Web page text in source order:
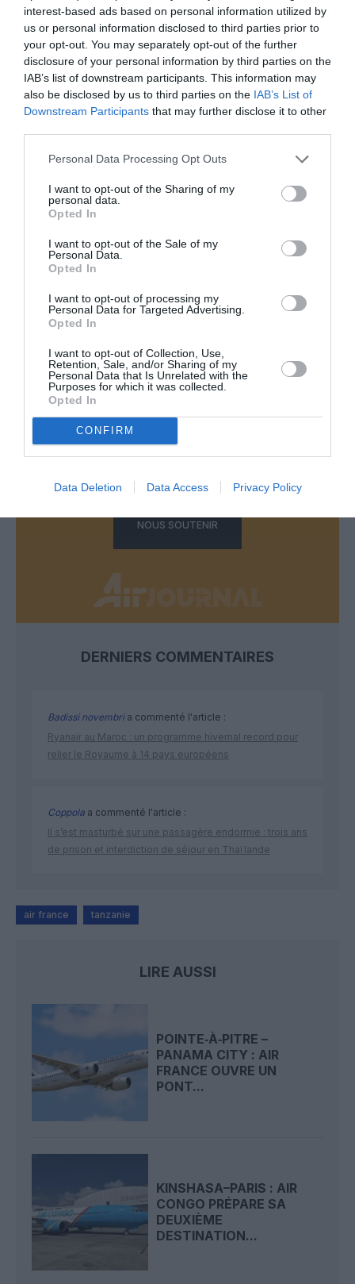
interest-based ads based on personal information utilized by
us or personal information disclosed to third parties prior to
your opt-out. You may separately opt-out of the further
disclosure of your personal information by third parties on the
IAB’s list of downstream participants. This information may
also be disclosed by us to third parties on the IAB’s List of
Downstream Participants that may further disclose it to other
Personal Data Processing Opt Outs
I want to opt-out of the Sharing of my
personal data.
Opted In
I want to opt-out of the Sale of my
Personal Data.
Opted In
I want to opt-out of processing my
Personal Data for Targeted Advertising.
Opted In
I want to opt-out of Collection, Use,
Retention, Sale, and/or Sharing of my
Personal Data that Is Unrelated with the
Purposes for which it was collected.
Opted In
CONFIRM
Data Deletion Data Access Privacy Policy
RÉPONDRE
a commenté :
zanzibar – Kilimanjaro ne pourront pas être
avant l’autre ne change absolument rien et vice
versa.
LAISSER UN COMMENTAIRE
FAIRE UN DON
Appel aux lecteurs !
Soutenez Air Journal participez
NOUS SOUTENIR
DERNIERS COMMENTAIRES
Badissi novembria commenté l'article :
Ryanair au Maroc : un programme hivernal record pour
relier le Royaume à 14 pays européens
Coppola a commenté l'article :
Il s’est masturbé sur une passagère endormie : trois ans
de prison et interdiction de séjour en Thaïlande
air france tanzanie
LIRE AUSSI
POINTE‑À‑PITRE –
PANAMA CITY : AIR
FRANCE OUVRE UN
PONT...
KINSHASA–PARIS : AIR
CONGO PRÉPARE SA
DEUXIÈME
DESTINATION...